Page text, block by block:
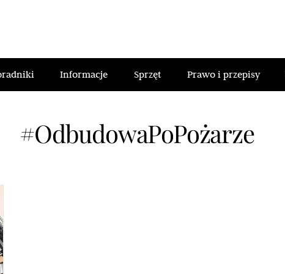
Informacje Sprzęt Prawo i przepisy
#OdbudowaPoPożarze